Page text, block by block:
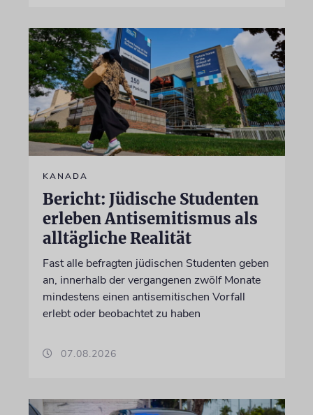
KANADA
Bericht: Jüdische Studenten
erleben Antisemitismus als
alltägliche Realität
Fast alle befragten jüdischen Studenten geben
an, innerhalb der vergangenen zwölf Monate
mindestens einen antisemitischen Vorfall
erlebt oder beobachtet zu haben
07.08.2026